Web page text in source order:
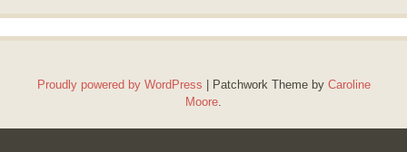
Proudly powered by WordPress Patchwork Theme by Caroline
Moore.